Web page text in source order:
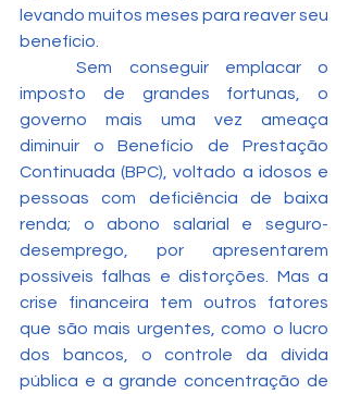
levando muitos meses para reaver seu
benefício.
	Sem conseguir emplacar o
imposto de grandes fortunas, o
governo mais uma vez ameaça
diminuir o Benefício de Prestação
Continuada (BPC), voltado a idosos e
pessoas com deficiência de baixa
renda; o abono salarial e seguro-
desemprego, por apresentarem
possíveis falhas e distorções. Mas a
crise financeira tem outros fatores
que são mais urgentes, como o lucro
dos bancos, o controle da dívida
pública e a grande concentração de